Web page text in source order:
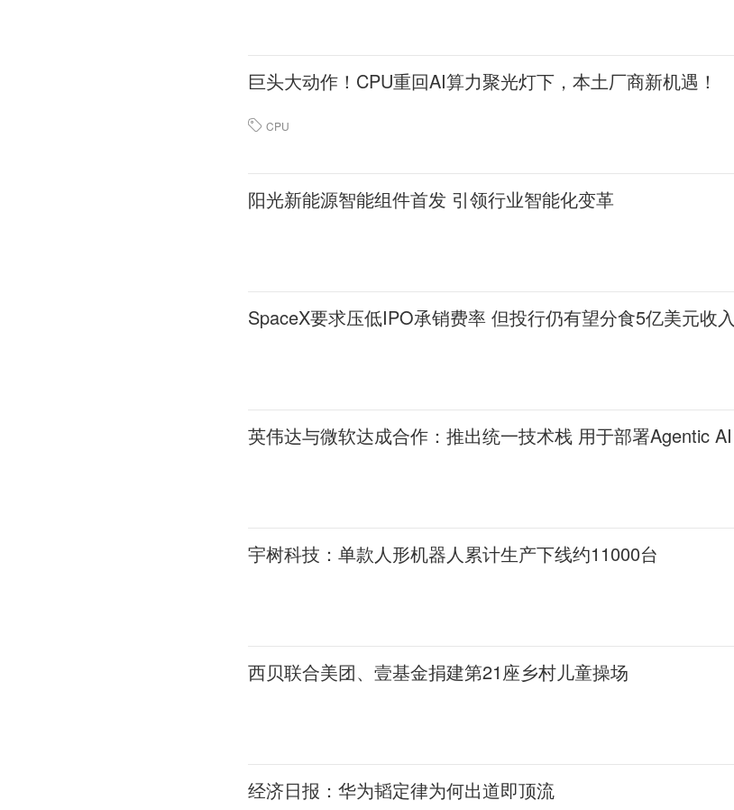
巨头大动作！CPU重回AI算力聚光灯下，本土厂商新机遇！
CPU
阳光新能源智能组件首发 引领行业智能化变革
SpaceX要求压低IPO承销费率 但投行仍有望分食5亿美元收入
英伟达与微软达成合作：推出统一技术栈 用于部署Agentic AI
宇树科技：单款人形机器人累计生产下线约11000台
西贝联合美团、壹基金捐建第21座乡村儿童操场
经济日报：华为韬定律为何出道即顶流